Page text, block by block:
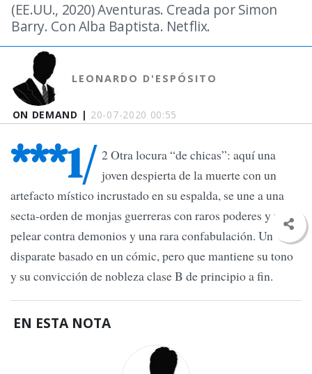
ON DEMAND | 20-07-2020 00:55
(EE.UU., 2020) Aventuras. Creada por Simon
Barry. Con Alba Baptista. Netflix.
LEONARDO D'ESPÓSITO
***1/ 2 Otra locura “de chicas”: aquí una
joven despierta de la muerte con un
artefacto místico incrustado en su espalda, se une a una
secta-orden de monjas guerreras con raros poderes y van a
pelear contra demonios y una rara confabulación. Un
disparate basado en un cómic, pero que mantiene su tono
y su convicción de nobleza clase B de principio a fin.
EN ESTA NOTA